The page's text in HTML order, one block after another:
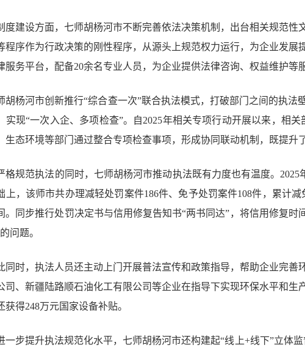
度建设方面，七师胡杨河市不断完善依法决策机制，出台相关规范性
程序作为行政决策的刚性程序，从源头上规范权力运行，为企业发展
服务平台，配备20余名专业人员，为企业提供法律咨询、权益维护等
胡杨河市创新推行“综合查一次”联合执法模式，打破部门之间的执法
实现“一次入企、多项检查”。自2025年相关专项行动开展以来，相
生态环境等部门通过整合专项检查事项，形成协同联动机制，既提升
格规范执法的同时，七师胡杨河市推动执法既有力度也有温度。2025
上，该师市共办理减轻处罚案件186件、免予处罚案件108件，累计
。同步推行处罚决定书与信用修复告知书“两书同达”，将信用修复时
问题。
同时，执法人员还主动上门开展普法宣传和政策指导，帮助企业完善
司、新疆陆路顺石油化工有限公司等企业在指导下实现环保水平和生
获得248万元国家设备补贴。
一步提升执法规范化水平，七师胡杨河市还构建起“线上+线下”立体